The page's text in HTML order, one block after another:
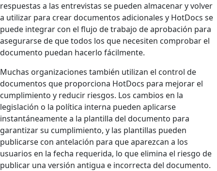
respuestas a las entrevistas se pueden almacenar y volver
a utilizar para crear documentos adicionales y HotDocs se
puede integrar con el flujo de trabajo de aprobación para
asegurarse de que todos los que necesiten comprobar el
documento puedan hacerlo fácilmente.
Muchas organizaciones también utilizan el control de
documentos que proporciona HotDocs para mejorar el
cumplimiento y reducir riesgos. Los cambios en la
legislación o la política interna pueden aplicarse
instantáneamente a la plantilla del documento para
garantizar su cumplimiento, y las plantillas pueden
publicarse con antelación para que aparezcan a los
usuarios en la fecha requerida, lo que elimina el riesgo de
publicar una versión antigua e incorrecta del documento.